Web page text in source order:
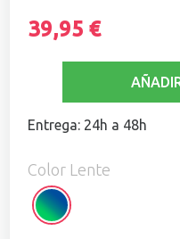
39,95 €
Entrega: 24h a 48h
Color Lente
Blue
Clover